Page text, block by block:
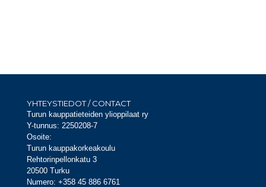
YHTEYSTIEDOT / CONTACT
Turun kauppatieteiden ylioppilaat ry
Y-tunnus: 2250208-7
Osoite:
Turun kauppakorkeakoulu
Rehtorinpellonkatu 3
20500 Turku
Numero: +358 45 886 6761